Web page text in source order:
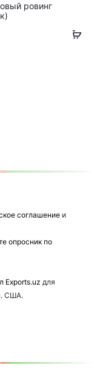
В
ровинг
соглашение и
опросник по
Exports.uz для
США.